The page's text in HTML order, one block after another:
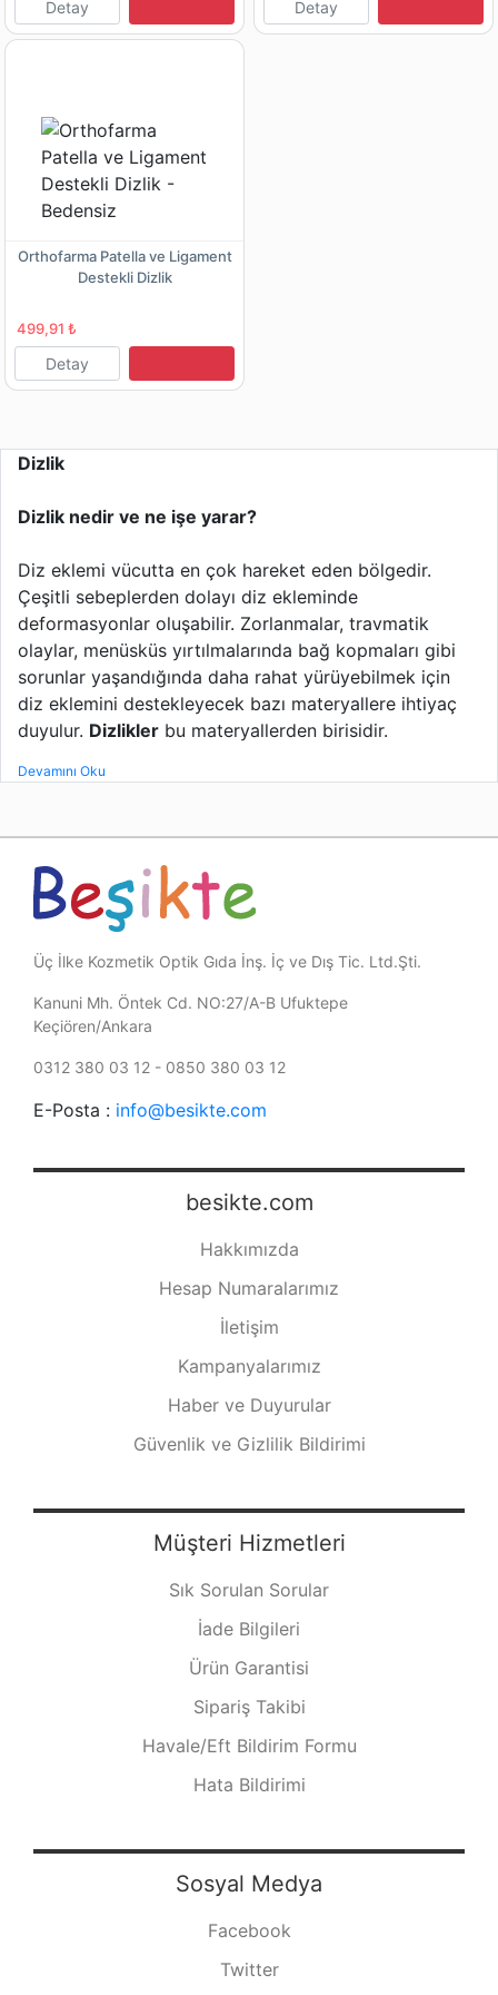
Detay Detay
Orthofarma Patella ve Ligament
Destekli Dizlik
499,91 ₺
Detay
Dizlik
Dizlik nedir ve ne işe yarar?
Diz eklemi vücutta en çok hareket eden bölgedir.
Çeşitli sebeplerden dolayı diz ekleminde
deformasyonlar oluşabilir. Zorlanmalar, travmatik
olaylar, menüsküs yırtılmalarında bağ kopmaları gibi
sorunlar yaşandığında daha rahat yürüyebilmek için
diz eklemini destekleyecek bazı materyallere ihtiyaç
duyulur. Dizlikler bu materyallerden birisidir.
Devamını Oku
Üç İlke Kozmetik Optik Gıda İnş. İç ve Dış Tic. Ltd.Şti.
Kanuni Mh. Öntek Cd. NO:27/A-B Ufuktepe
Keçiören/Ankara
0312 380 03 12 - 0850 380 03 12
E-Posta : info@besikte.com
besikte.com
Hakkımızda
Hesap Numaralarımız
İletişim
Kampanyalarımız
Haber ve Duyurular
Güvenlik ve Gizlilik Bildirimi
Müşteri Hizmetleri
Sık Sorulan Sorular
İade Bilgileri
Ürün Garantisi
Sipariş Takibi
Havale/Eft Bildirim Formu
Hata Bildirimi
Sosyal Medya
Facebook
Twitter